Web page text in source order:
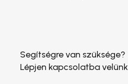
Segítségre van szüksége?
Lépjen kapcsolatba velünk